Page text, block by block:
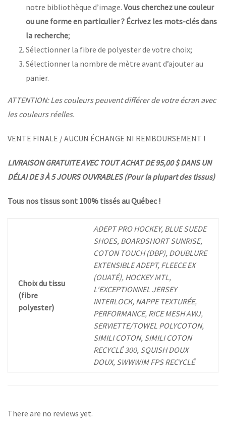
notre bibliothèque d’image. Vous cherchez une couleur
ou une forme en particulier ? Écrivez les mots-clés dans
la recherche;
Sélectionner la fibre de polyester de votre choix;
Sélectionner la nombre de mètre avant d’ajouter au
panier.
ATTENTION: Les couleurs peuvent différer de votre écran avec
les couleurs réelles.
VENTE FINALE / AUCUN ÉCHANGE NI REMBOURSEMENT !
LIVRAISON GRATUITE AVEC TOUT ACHAT DE 95,00 $ DANS UN
DÉLAI DE 3 À 5 JOURS OUVRABLES (Pour la plupart des tissus)
Tous nos tissus sont 100% tissés au Québec !
Choix du tissu
(fibre
polyester)
ADEPT PRO HOCKEY, BLUE SUEDE
SHOES, BOARDSHORT SUNRISE,
COTON TOUCH (DBP), DOUBLURE
EXTENSIBLE ADEPT, FLEECE EX
(OUATÉ), HOCKEY MTL,
L'EXCEPTIONNEL JERSEY
INTERLOCK, NAPPE TEXTURÉE,
PERFORMANCE, RICE MESH AWJ,
SERVIETTE/TOWEL POLYCOTON,
SIMILI COTON, SIMILI COTON
RECYCLÉ 300, SQUISH DOUX
DOUX, SWWWIM FPS RECYCLÉ
There are no reviews yet.